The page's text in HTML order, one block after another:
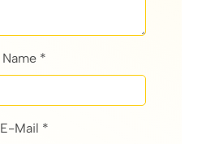
Name *
E-Mail *